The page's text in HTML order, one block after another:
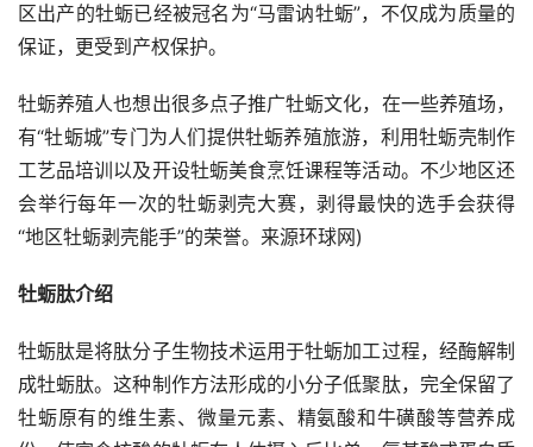
区出产的牡蛎已经被冠名为“马雷讷牡蛎”，不仅成为质量的
保证，更受到产权保护。
牡蛎养殖人也想出很多点子推广牡蛎文化，在一些养殖场，
有“牡蛎城”专门为人们提供牡蛎养殖旅游，利用牡蛎壳制作
工艺品培训以及开设牡蛎美食烹饪课程等活动。不少地区还
会举行每年一次的牡蛎剥壳大赛，剥得最快的选手会获得
“地区牡蛎剥壳能手”的荣誉。来源环球网)
牡蛎肽介绍
牡蛎肽是将肽分子生物技术运用于牡蛎加工过程，经酶解制
成牡蛎肽。这种制作方法形成的小分子低聚肽，完全保留了
牡蛎原有的维生素、微量元素、精氨酸和牛磺酸等营养成